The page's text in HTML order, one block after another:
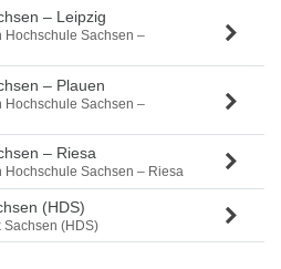
– Leipzig
Hochschule Sachsen –
– Plauen
Hochschule Sachsen –
– Riesa
Hochschule Sachsen – Riesa
(HDS)
Sachsen (HDS)